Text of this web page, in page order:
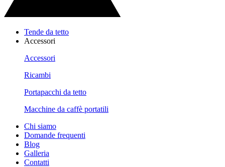
Tende da tetto
Accessori
Accessori
Ricambi
Portapacchi da tetto
Macchine da caffè portatili
Chi siamo
Domande frequenti
Blog
Galleria
Contatti